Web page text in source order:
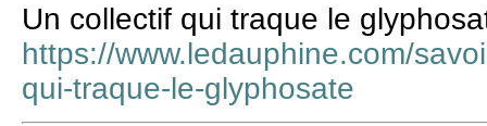
Un collectif qui traque le
https://www.ledauphine.com/
qui-traque-le-glyphosate